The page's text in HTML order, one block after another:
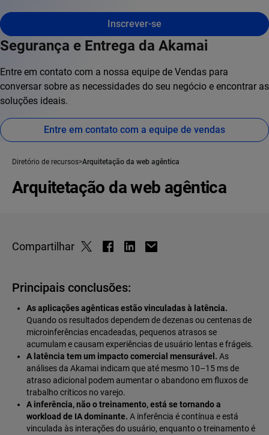
Inscrever-se
Segurança e Entrega da Akamai
Entre em contato com a nossa equipe de Vendas para
conversar sobre as necessidades do seu negócio e encontrar as
soluções ideais.
Entre em contato com a equipe de vendas
Diretório de recursos Arquitetação da web agêntica
Arquitetação da web agêntica
Compartilhar
Principais conclusões:
As aplicações agênticas estão vinculadas à latência.
Quando os resultados dependem de dezenas ou centenas de
microinferências encadeadas, pequenos atrasos se
acumulam e causam experiências de usuário lentas e frágeis.
A latência tem um impacto comercial mensurável. As
análises da Akamai indicam que até mesmo 10–15 ms de
atraso adicional podem aumentar o abandono em fluxos de
trabalho críticos no varejo.
A inferência, não o treinamento, está se tornando a
workload de IA dominante. A inferência é contínua e está
vinculada às interações do usuário, enquanto o treinamento é